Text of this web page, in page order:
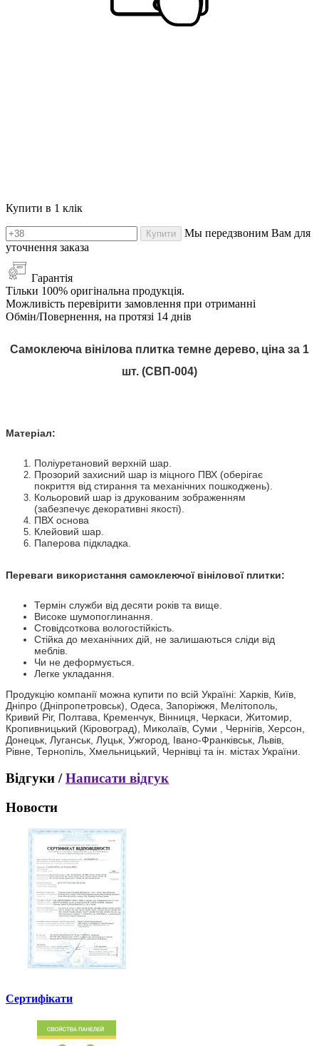
Купити в 1 клік
Купити
Мы передзвоним Вам для
уточнення заказа
Гарантія
Тільки 100% оригінальна продукція.
Можливість перевірити замовлення при отриманні
Обмін/Повернення, на протязі 14 днів
Самоклеюча вінілова плитка темне дерево, ціна за 1
шт. (СВП-004)
Матеріал:
Поліуретановий верхній шар.
Прозорий захисний шар із міцного ПВХ (оберігає
покриття від стирання та механічних пошкоджень).
Кольоровий шар із друкованим зображенням
(забезпечує декоративні якості).
ПВХ основа
Клейовий шар.
Паперова підкладка.
Переваги використання самоклеючої вінілової плитки:
Термін служби від десяти років та вище.
Високе шумопоглинання.
Стовідсоткова вологостійкість.
Стійка до механічних дій, не залишаються сліди від
меблів.
Чи не деформується.
Легке укладання.
​Продукцію компанії можна купити по всій Україні: Харків, Київ,
Дніпро (Дніпропетровськ), Одеса, Запоріжжя, Мелітополь,
Кривий Ріг, Полтава, Кременчук, Вінниця, Черкаси, Житомир,
Кропивницький (Кіровоград), Миколаїв, Суми , Чернігів, Херсон,
Донецьк, Луганськ, Луцьк, Ужгород, Івано-Франківськ, Львів,
Рівне, Тернопіль, Хмельницький, Чернівці та ін. містах України.
Відгуки /Написати відгук
Новости
Сертифікати